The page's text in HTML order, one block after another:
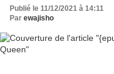
Publié le 11/12/2021 à 14:11
Par ewajisho